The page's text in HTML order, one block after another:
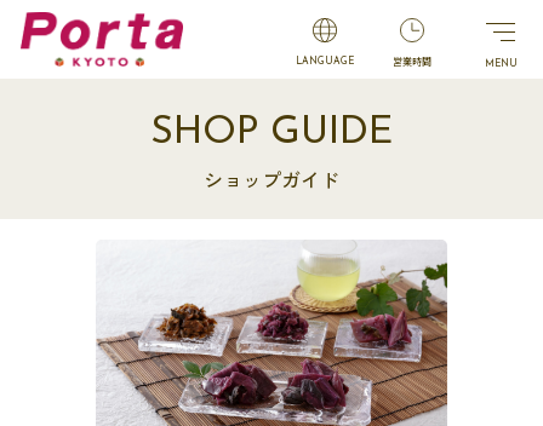
LANGUAGE 営業時間
SHOP GUIDE
ショップガイド